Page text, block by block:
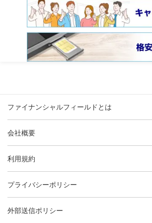
ファイナンシャルフィールドとは
会社概要
利用規約
プライバシーポリシー
外部送信ポリシー